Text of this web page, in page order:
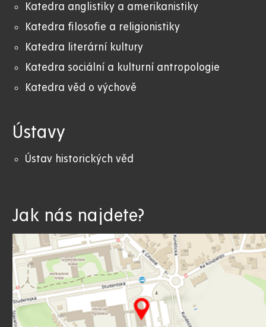
Katedra anglistiky a amerikanistiky
Katedra filosofie a religionistiky
Katedra literární kultury
Katedra sociální a kulturní antropologie
Katedra věd o výchově
Ústavy
Ústav historických věd
Jak nás najdete?